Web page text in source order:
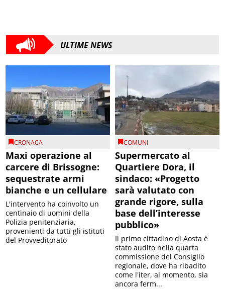
ULTIME NEWS
CRONACA
Maxi operazione al
carcere di Brissogne:
sequestrate armi
bianche e un cellulare
L'intervento ha coinvolto un
centinaio di uomini della
Polizia penitenziaria,
provenienti da tutti gli istituti
del Provveditorato
COMUNI
Supermercato al
Quartiere Dora, il
sindaco: «Progetto
sarà valutato con
grande rigore, sulla
base dell’interesse
pubblico»
Il primo cittadino di Aosta è
stato audito nella quarta
commissione del Consiglio
regionale, dove ha ribadito
come l'iter, al momento, sia
ancora ferm...